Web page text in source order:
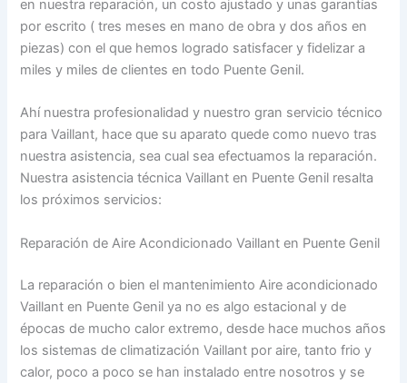
en nuestra reparación, un costo ajustado y unas garantías
por escrito ( tres meses en mano de obra y dos años en
piezas) con el que hemos logrado satisfacer y fidelizar a
miles y miles de clientes en todo Puente Genil.
Ahí nuestra profesionalidad y nuestro gran servicio técnico
para Vaillant, hace que su aparato quede como nuevo tras
nuestra asistencia, sea cual sea efectuamos la reparación.
Nuestra asistencia técnica Vaillant en Puente Genil resalta
los próximos servicios:
Reparación de Aire Acondicionado Vaillant en Puente Genil
La reparación o bien el mantenimiento Aire acondicionado
Vaillant en Puente Genil ya no es algo estacional y de
épocas de mucho calor extremo, desde hace muchos años
los sistemas de climatización Vaillant por aire, tanto frio y
calor, poco a poco se han instalado entre nosotros y se